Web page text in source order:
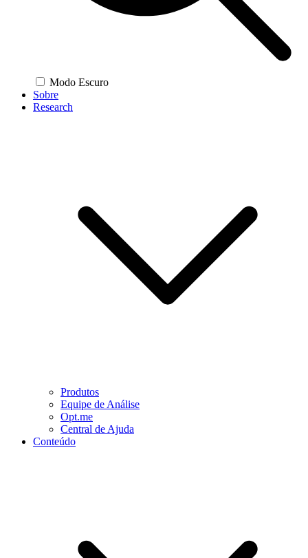
Modo Escuro
Sobre
Research
Produtos
Equipe de Análise
Opt.me
Central de Ajuda
Conteúdo